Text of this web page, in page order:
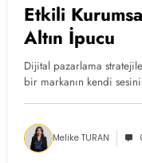
Etkili
Altın İpucu
Dijital pazarlama
bir markanın kendi
Melike TURAN